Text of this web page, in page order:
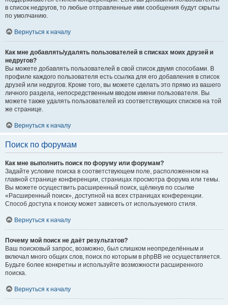
в список недругов, то любые отправленные ими сообщения будут скрыты
по умолчанию.
Вернуться к началу
Как мне добавлять/удалять пользователей в списках моих друзей и
недругов?
Вы можете добавлять пользователей в свой список двумя способами. В
профиле каждого пользователя есть ссылка для его добавления в список
друзей или недругов. Кроме того, вы можете сделать это прямо из вашего
личного раздела, непосредственным вводом имени пользователя. Вы
можете также удалять пользователей из соответствующих списков на той
же странице.
Вернуться к началу
Поиск по форумам
Как мне выполнить поиск по форуму или форумам?
Задайте условие поиска в соответствующем поле, расположенном на
главной странице конференции, страницах просмотра форума или темы.
Вы можете осуществить расширенный поиск, щёлкнув по ссылке
«Расширенный поиск», доступной на всех страницах конференции.
Способ доступа к поиску может зависеть от используемого стиля.
Вернуться к началу
Почему мой поиск не даёт результатов?
Ваш поисковый запрос, возможно, был слишком неопределённым и
включал много общих слов, поиск по которым в phpBB не осуществляется.
Будьте более конкретны и используйте возможности расширенного
поиска.
Вернуться к началу